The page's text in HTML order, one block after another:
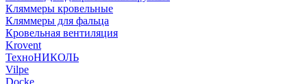
Кляммеры кровельные
Кляммеры для фальца
Кровельная вентиляция
Krovent
ТехноНИКОЛЬ
Vilpe
Docke